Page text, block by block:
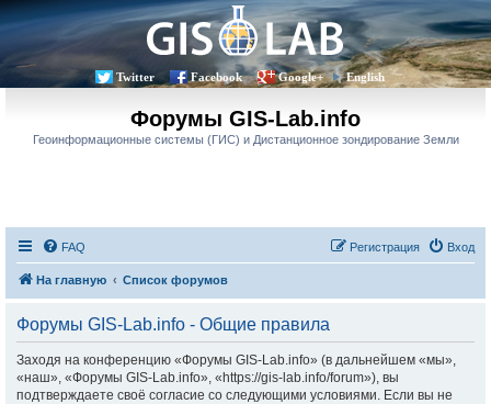
Twitter Facebook Google+ English
Форумы GIS-Lab.info
Геоинформационные системы (ГИС) и Дистанционное зондирование Земли
FAQ Вход
Регистрация
На главную Список форумов
Форумы GIS-Lab.info - Общие правила
Заходя на конференцию «Форумы GIS-Lab.info» (в дальнейшем «мы»,
«наш», «Форумы GIS-Lab.info», «https://gis-lab.info/forum»), вы
подтверждаете своё согласие со следующими условиями. Если вы не